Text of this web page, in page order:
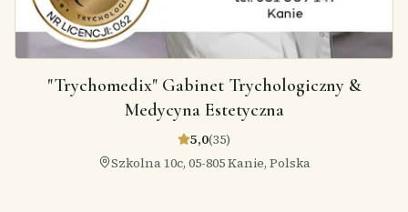
"Trychomedix" Gabinet Trychologiczny &
Medycyna Estetyczna
5,0(35)
Szkolna 10c, 05-805 Kanie, Polska